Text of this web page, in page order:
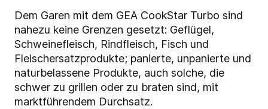
Dem Garen mit dem GEA CookStar Turbo sind
nahezu keine Grenzen gesetzt: Geflügel,
Schweinefleisch, Rindfleisch, Fisch und
Fleischersatzprodukte; panierte, unpanierte und
naturbelassene Produkte, auch solche, die
schwer zu grillen oder zu braten sind, mit
marktführendem Durchsatz.